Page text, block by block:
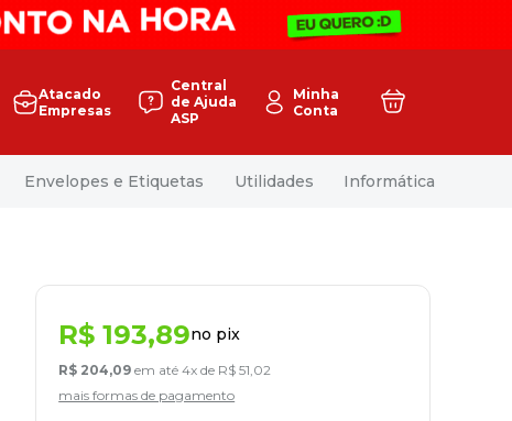
Atacado
Empresas
Central
de Ajuda
ASP
Minha
Conta
Envelopes e Etiquetas Utilidades Informática
R$ 193,89no pix
R$ 204,09 em até4x de R$ 51 02
mais formas de pagamento